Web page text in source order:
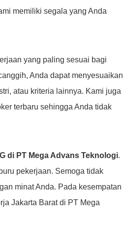
memiliki segala yang Anda
yang paling sesuai bagi
Anda dapat menyesuaikan
atau kriteria lainnya. Kami juga
terbaru sehingga Anda tidak
di PT Mega Advans Teknologi.
pekerjaan. Semoga tidak
minat Anda. Pada kesempatan
Jakarta Barat di PT Mega